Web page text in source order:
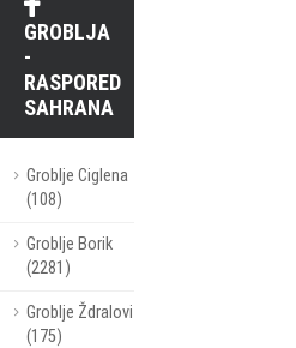
GROBLJA
-
RASPORED
SAHRANA
Groblje Ciglena
(108)
Groblje Borik
(2281)
Groblje Ždralovi
(175)